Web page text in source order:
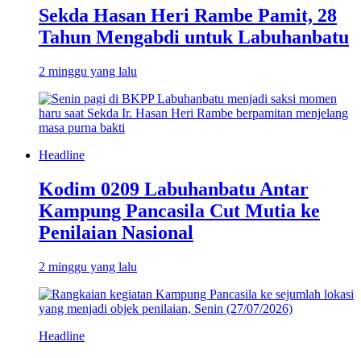
Sekda Hasan Heri Rambe Pamit, 28
Tahun Mengabdi untuk Labuhanbatu
2 minggu yang lalu
Headline
Kodim 0209 Labuhanbatu Antar
Kampung Pancasila Cut Mutia ke
Penilaian Nasional
2 minggu yang lalu
Headline